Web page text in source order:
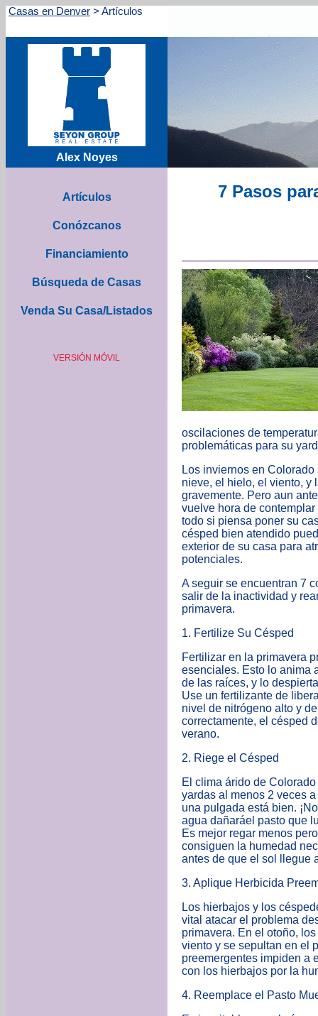
Casas en Denver > Artículos
Alex Noyes
7 Pasos
Artículos
Conózcanos
Financiamiento
Búsqueda de Casas
Venda Su Casa/Listados
VERSIÓN MÓVIL
oscilaciones de
problemáticas para su
Los inviernos en
nieve, el hielo, el viento, y
gravemente. Pero aun
vuelve hora de
todo si piensa poner su
césped bien atendido
exterior de su casa para
potenciales.
A seguir se encuentran 7
salir de la inactividad y
primavera.
1. Fertilize Su Césped
Fertilizar en la primavera
esenciales. Esto lo anima
de las raíces, y lo
Use un fertilizante de
nivel de nitrógeno alto y
correctamente, el césped
verano.
2. Riege el Césped
El clima árido de
yardas al menos 2 veces
una pulgada está bien.
agua dañaráel pasto que
Es mejor regar menos
consiguen la humedad
antes de que el sol llegue
3. Aplique Herbicida
Los hierbajos y los
vital atacar el problema
primavera. En el otoño,
viento y se sepultan en el
preemergentes impiden a
con los hierbajos por la
4. Reemplace el Pasto